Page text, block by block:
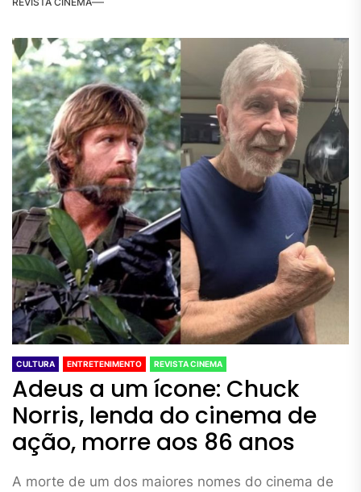
CULTURA ENTRETENIMENTO REVISTA CINEMA
Adeus a um ícone: Chuck
Norris, lenda do cinema de
ação, morre aos 86 anos
A morte de um dos maiores nomes do cinema de